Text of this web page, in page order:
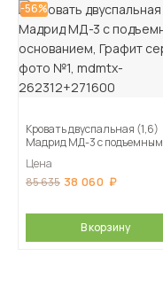
-56%
Кровать двуспальная (1,6)
Мадрид МД-3 с подъемным
Цена
85 635 38 060
В корзину